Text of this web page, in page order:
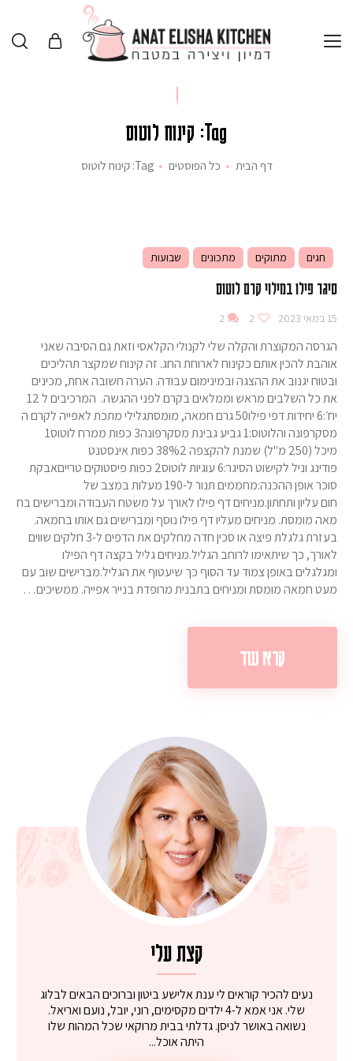
Tag: קינוח לוטוס
דף הבית כל הפוסטים Tag: קינוח לוטוס
חגים מתוקים מתכונים שבועות
סיגר פילו במילוי קרם לוטוס
15 במאי 2023 2
2
הגרסה המקוצרת והקלה שלי לקנולי הקלאסי וזאת גם הסיבה שאני
אוהבת להכין אותם כקינוח לארוחת החג. זה קינוח שמקצר תהליכים
ובטוח יגנוב את ההצגה ובמינימום עבודה. הערה חשובה אחת, מכינים
את כל השלבים מראש וממלאים בקרם לפני ההגשה. המרכיבים ל 12
יח׳:6 יחידות דפי פילו50 גרם חמאה, מומסתגלילי מתכת לאפייה לקרם ה
מסקרפונה והלוטוס:1 גביע גבינת מסקרפונה3 כפות ממרח לוטוס1
מיכל (250 מ"ל) שמנת להקצפה 38%2 כפות אינסטנט
פודינג וניל לקישוט הסיגר:6 עוגיות לוטוס2 כפות פיסטוקים טרייםאבקת
סוכר אופן ההכנה:מחממים תנור ל-190 מעלות במצב של
חום עליון ותחתון.מניחים דף פילו לאורך על משטח העבודה ומברישים בח
מאה מומסת. מניחים מעליו דף פילו נוסף ומברישים גם אותו בחמאה.
בעזרת גלגלת פיצה או סכין חדה מחלקים את הדפים ל-3 חלקים שווים
לאורך, כך שיתאימו לרוחב הגליל.מניחים גליל בקצה דף הפילו
ומגלגלים באופן צמוד עד הסוף כך שיעטוף את הגליל.מברישים שוב עם
מעט חמאה מומסת ומניחים בתבנית מרופדת בנייר אפייה. ממשיכים…
קרא עוד
קצת עלי
נעים להכיר קוראים לי ענת אלישע ביטון וברוכים הבאים לבלוג
שלי. אני אמא ל-4 ילדים מקסימים, רוני, יובל, נועם ואריאל.
נשואה באושר לניסן. גדלתי בבית מרוקאי שכל המהות שלו
היתה אוכל...